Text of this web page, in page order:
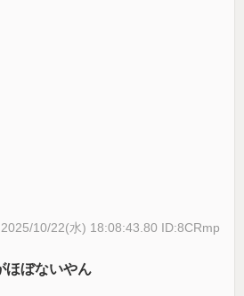
2025/10/22(水) 18:08:43.80 ID:8CRmp
ほぼないやん